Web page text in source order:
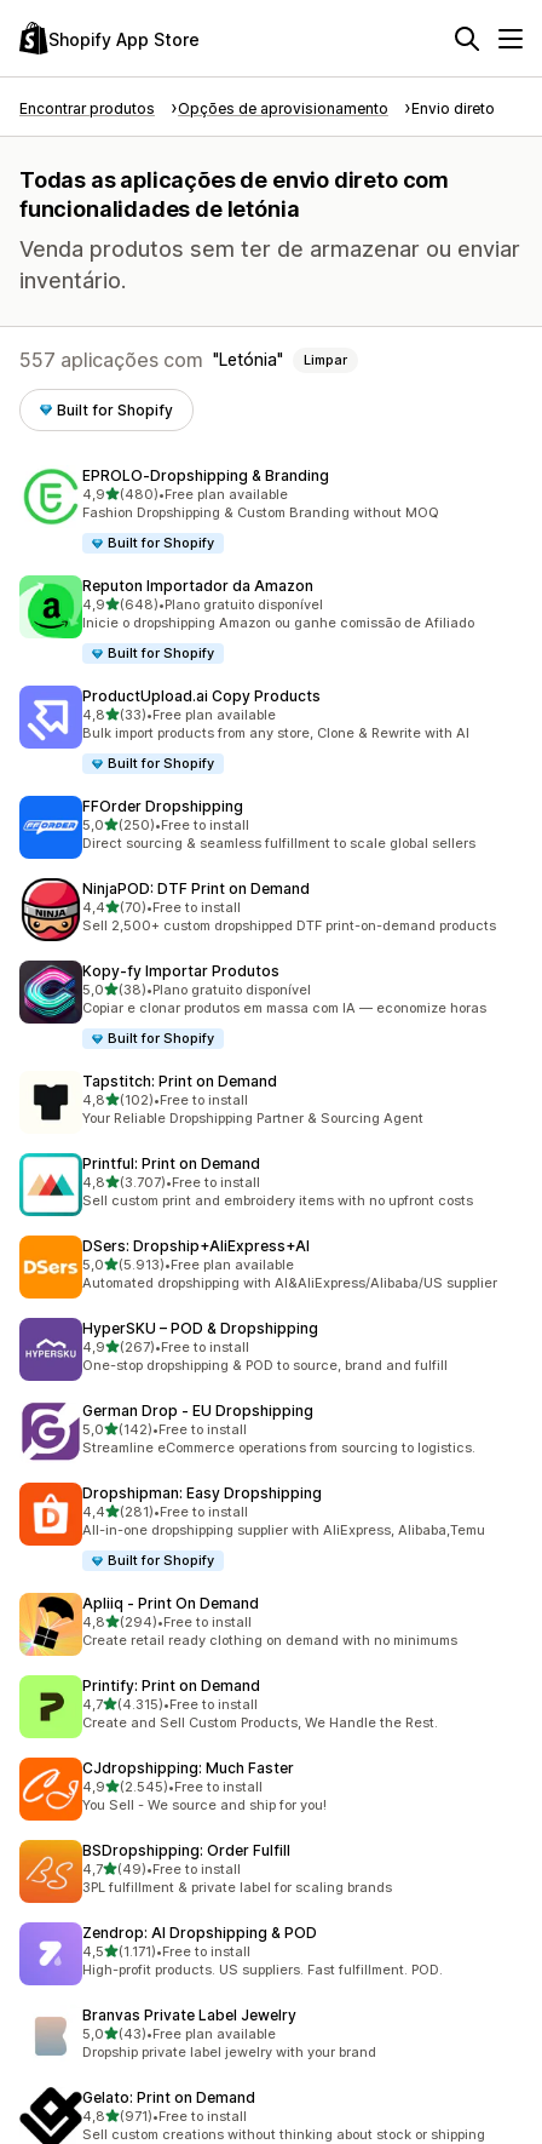
Shopify App Store
Encontrar produtos Opções de aprovisionamento Envio direto
Todas as aplicações de envio direto com
funcionalidades de letónia
Venda produtos sem ter de armazenar ou enviar
inventário.
557 aplicações com Letónia Limpar
Built for Shopify
EPROLO‑Dropshipping & Branding
4,9de 5 estrelas
(480)
480 total de avaliações
•Free plan available
Fashion Dropshipping & Custom Branding without MOQ
Built for Shopify
Reputon Importador da Amazon
4,9de 5 estrelas
(648)
648 total de avaliações
•Plano gratuito disponível
Inicie o dropshipping Amazon ou ganhe comissão de Afiliado
Built for Shopify
ProductUpload.ai Copy Products
4,8de 5 estrelas
(33)
33 total de avaliações
•Free plan available
Bulk import products from any store, Clone & Rewrite with AI
Built for Shopify
FFOrder Dropshipping
5,0de 5 estrelas
(250)
250 total de avaliações
•Free to install
Direct sourcing & seamless fulfillment to scale global sellers
NinjaPOD: DTF Print on Demand
4,4de 5 estrelas
(70)
70 total de avaliações
•Free to install
Sell 2,500+ custom dropshipped DTF print-on-demand products
Kopy‑fy Importar Produtos
5,0de 5 estrelas
(38)
38 total de avaliações
•Plano gratuito disponível
Copiar e clonar produtos em massa com IA — economize horas
Built for Shopify
Tapstitch: Print on Demand
4,8de 5 estrelas
(102)
102 total de avaliações
•Free to install
Your Reliable Dropshipping Partner & Sourcing Agent
Printful: Print on Demand
4,8de 5 estrelas
(3.707)
3707 total de avaliações
•Free to install
Sell custom print and embroidery items with no upfront costs
DSers: Dropship+AliExpress+AI
5,0de 5 estrelas
(5.913)
5913 total de avaliações
•Free plan available
Automated dropshipping with AI&AliExpress/Alibaba/US supplier
HyperSKU – POD & Dropshipping
4,9de 5 estrelas
(267)
267 total de avaliações
•Free to install
One-stop dropshipping & POD to source, brand and fulfill
German Drop ‑ EU Dropshipping
5,0de 5 estrelas
(142)
142 total de avaliações
•Free to install
Streamline eCommerce operations from sourcing to logistics.
Dropshipman: Easy Dropshipping
4,4de 5 estrelas
(281)
281 total de avaliações
•Free to install
All-in-one dropshipping supplier with AliExpress, Alibaba,Temu
Built for Shopify
Apliiq ‑ Print On Demand
4,8de 5 estrelas
(294)
294 total de avaliações
•Free to install
Create retail ready clothing on demand with no minimums
Printify: Print on Demand
4,7de 5 estrelas
(4.315)
4315 total de avaliações
•Free to install
Create and Sell Custom Products, We Handle the Rest.
CJdropshipping: Much Faster
4,9de 5 estrelas
(2.545)
2545 total de avaliações
•Free to install
You Sell - We source and ship for you!
BSDropshipping: Order Fulfill
4,7de 5 estrelas
(49)
49 total de avaliações
•Free to install
3PL fulfillment & private label for scaling brands
Zendrop: AI Dropshipping & POD
4,5de 5 estrelas
(1.171)
1171 total de avaliações
•Free to install
High-profit products. US suppliers. Fast fulfillment. POD.
Branvas Private Label Jewelry
5,0de 5 estrelas
(43)
43 total de avaliações
•Free plan available
Dropship private label jewelry with your brand
Gelato: Print on Demand
4,8de 5 estrelas
(971)
971 total de avaliações
•Free to install
Sell custom creations without thinking about stock or shipping